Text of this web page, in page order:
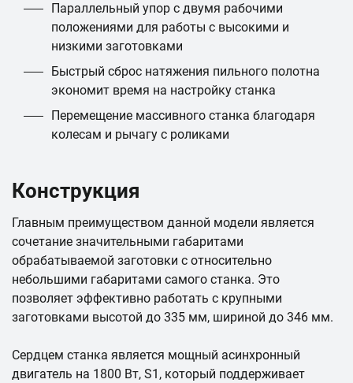
Параллельный упор с двумя рабочими
положениями для работы с высокими и
низкими заготовками
Быстрый сброс натяжения пильного полотна
экономит время на настройку станка
Перемещение массивного станка благодаря
колесам и рычагу с роликами
Конструкция
Главным преимуществом данной модели является
сочетание значительными габаритами
обрабатываемой заготовки с относительно
небольшими габаритами самого станка. Это
позволяет эффективно работать с крупными
заготовками высотой до 335 мм, шириной до 346 мм.
Сердцем станка является мощный асинхронный
двигатель на 1800 Вт, S1, который поддерживает